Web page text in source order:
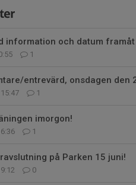
information och datum
1
entrevärd, onsdagen den
1
imorgon!
1
på Parken 15 juni!
0